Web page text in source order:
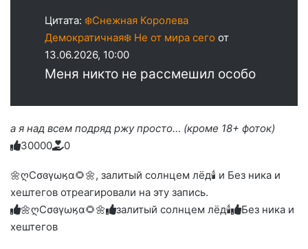
Цитата: ❄️Снежная Королева
Демократичная❄️ Не от мира сего от
13.06.2026, 10:00
Меня никто не рассмешил особо
а я над всем подряд ржу просто… (кроме 18+ фоток)
Голосуйте
вверх.
3
Нажмите
реакцию:
улыбаюсь
0
Нажмите
реакцию:
смеюсь
до
слез
0
Нажмите
реакцию:
печаль
0
Нажмите
реакцию:
плачу
0
Нажмите
благодарю
0
🌼ღСσɞγωӄα🌻🌼, залитый солнцем лёд🕯 и Без ника и
хештегов отреагировали на эту запись.
🌼ღСσɞγωӄα🌻🌼
залитый солнцем лёд🕯
Без ника и
хештегов